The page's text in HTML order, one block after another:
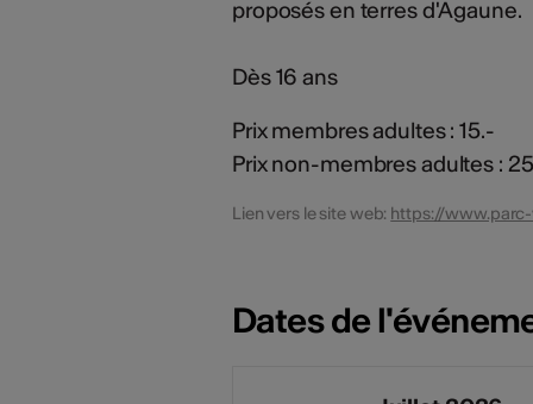
proposés en terres d'Agaune.
Dès 16 ans
Prix membres adultes : 15.-
Prix non-membres adultes :
Lien vers le site web: https://
Dates de